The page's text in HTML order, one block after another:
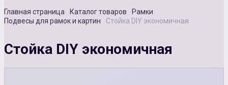
Главная страница Каталог товаров
Рамки
Подвесы для рамок и картин
Стойка DIY экономичная
Стойка DIY экономичная